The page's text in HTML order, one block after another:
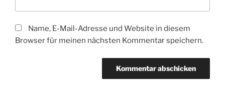
Name, E-Mail-Adresse und Website in diesem
Browser für meinen nächsten Kommentar speichern.